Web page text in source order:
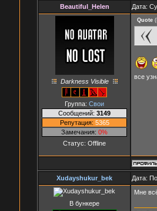
Beautiful_Helen Дата:
Darkness Visible
Группа: Свои
Сообщений: 3149
Репутация: 5365
Замечания: 0%
Статус: Offline
Quote (
все
Xudayshukur_bek Дата:
В бункере
Мне